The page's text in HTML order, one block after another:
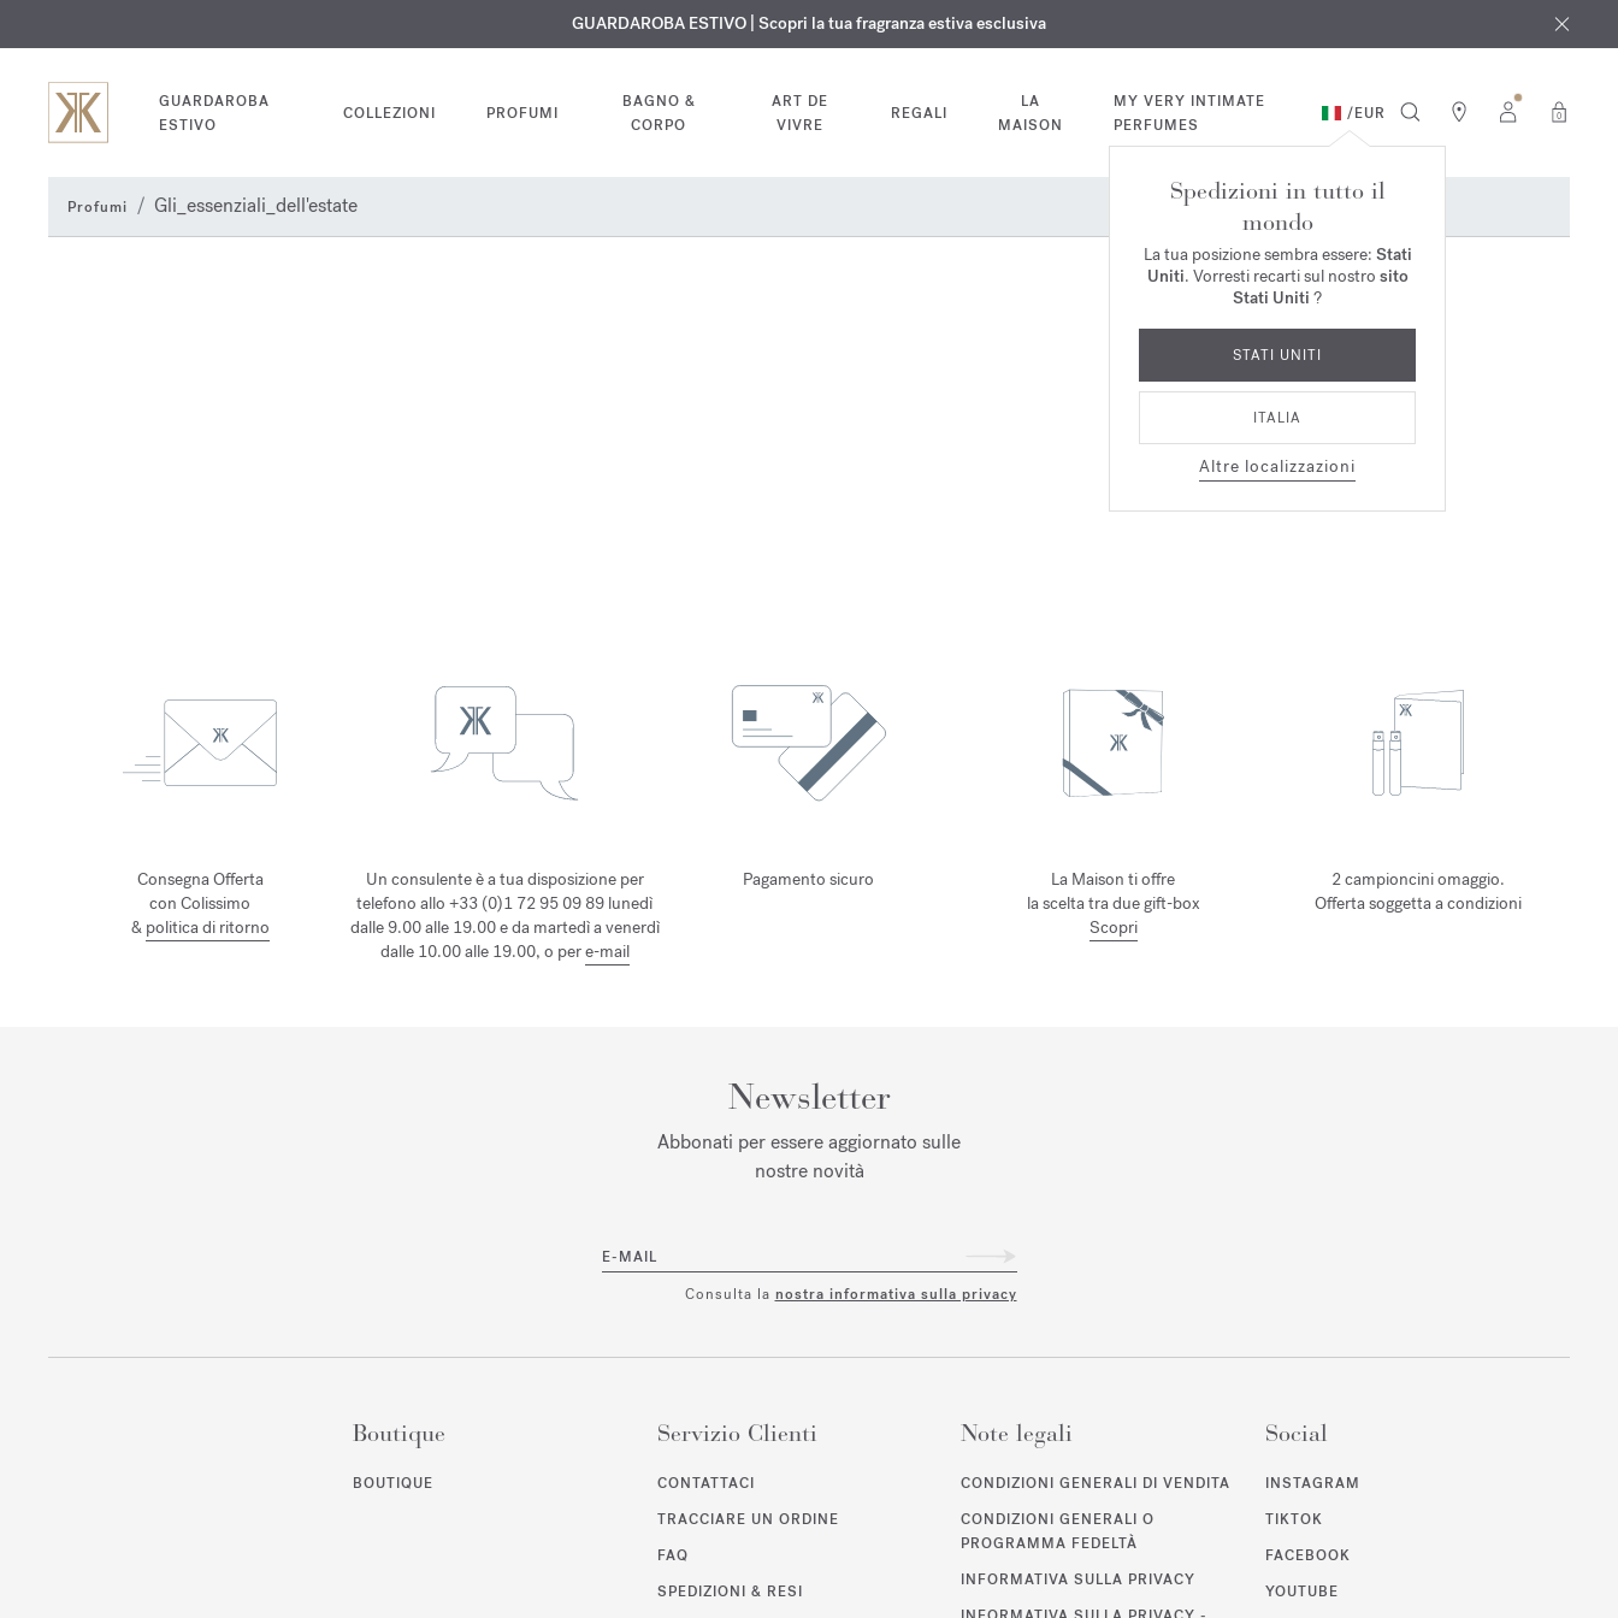
ESCLUSIVO | Scopri la nuova fragranza OUDvelvet moodnel tuo ordine*
INCISIONE GRATUITA | Su tutte le fragranze e gli oli per il corpo fino al 9 agosto
GUARDAROBA ESTIVO | Scopri la tua fragranza estiva esclusiva
GUARDAROBA
ESTIVO
COLLEZIONI PROFUMI
BAGNO &
CORPO
ART DE
VIVRE
REGALI
LA
MAISON
MY VERY INTIMATE
PERFUMES
/EUR 0
Spedizioni in tutto il
mondo
La tua posizione sembra essere: Stati
Uniti. Vorresti recarti sul nostro sito
Stati Uniti ?
STATI UNITI
ITALIA
Altre localizzazioni
Profumi Gli_essenziali_dell'estate
Consegna Offerta
con Colissimo
& politica di ritorno
Un consulente è a tua disposizione per
telefono allo +33 (0)1 72 95 09 89 lunedì
dalle 9.00 alle 19.00 e da martedì a venerdì
dalle 10.00 alle 19.00, o pere-mail
Pagamento sicuro
La Maison ti offre
la scelta tra due gift-box
Scopri
2 campioncini omaggio.
Offerta soggetta a condizioni
Newsletter
Abbonati per essere aggiornato sulle
nostre novità
E-MAIL
Consulta la nostra informativa sulla privacy
Boutique
BOUTIQUE
Servizio Clienti
CONTATTACI
TRACCIARE UN ORDINE
FAQ
SPEDIZIONI & RESI
Note legali
CONDIZIONI GENERALI DI VENDITA
CONDIZIONI GENERALI O
PROGRAMMA FEDELTÀ
INFORMATIVA SULLA PRIVACY
Social
INSTAGRAM
TIKTOK
FACEBOOK
YOUTUBE